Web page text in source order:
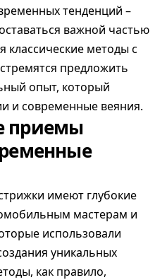
тенденций –
важной частью
методы с
предложить
опыт, который
и современные веяния.
приемы
имеют глубокие
мастерам и
использовали
уникальных
как правило,